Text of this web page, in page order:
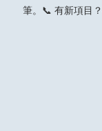
筆。📞 有新項目？